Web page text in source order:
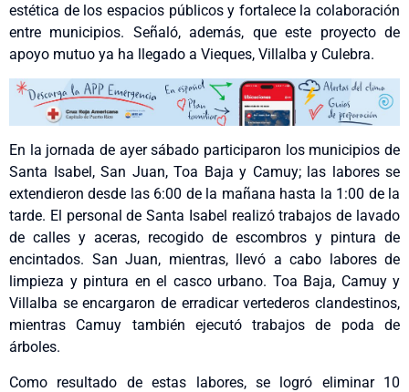
estética de los espacios públicos y fortalece la colaboración
entre municipios. Señaló, además, que este proyecto de
apoyo mutuo ya ha llegado a Vieques, Villalba y Culebra.
En la jornada de ayer sábado participaron los municipios de
Santa Isabel, San Juan, Toa Baja y Camuy; las labores se
extendieron desde las 6:00 de la mañana hasta la 1:00 de la
tarde. El personal de Santa Isabel realizó trabajos de lavado
de calles y aceras, recogido de escombros y pintura de
encintados. San Juan, mientras, llevó a cabo labores de
limpieza y pintura en el casco urbano. Toa Baja, Camuy y
Villalba se encargaron de erradicar vertederos clandestinos,
mientras Camuy también ejecutó trabajos de poda de
árboles.
Como resultado de estas labores, se logró eliminar 10